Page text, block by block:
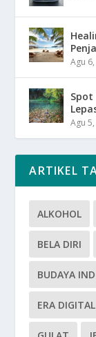
Agu
Agu
ARTIKEL
ALKOHOL
BELA DIRI
BUDAYA
ERA DIGITAL